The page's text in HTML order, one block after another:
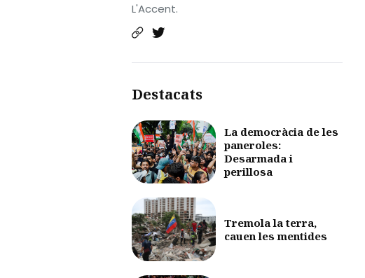
L'Accent.
Destacats
La democràcia de les
paneroles:
Desarmada i
perillosa
Tremola la terra,
cauen les mentides